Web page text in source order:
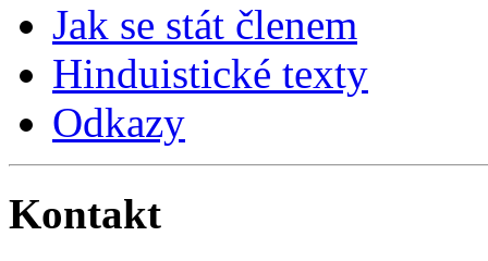
Jak se stát členem
Hinduistické texty
Odkazy
Kontakt